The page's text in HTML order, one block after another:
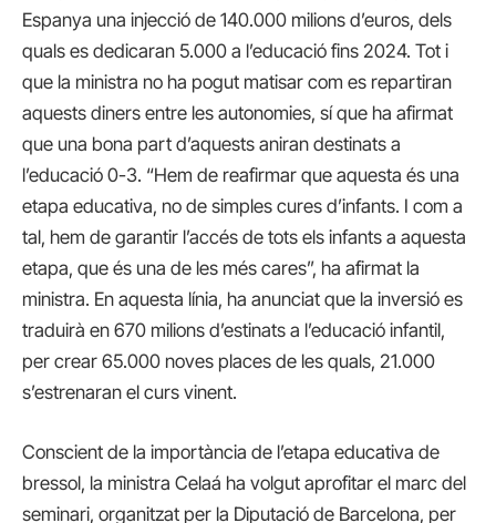
Espanya una injecció de 140.000 milions d’euros, dels
quals es dedicaran 5.000 a l’educació fins 2024. Tot i
que la ministra no ha pogut matisar com es repartiran
aquests diners entre les autonomies, sí que ha afirmat
que una bona part d’aquests aniran destinats a
l’educació 0-3. “Hem de reafirmar que aquesta és una
etapa educativa, no de simples cures d’infants. I com a
tal, hem de garantir l’accés de tots els infants a aquesta
etapa, que és una de les més cares”, ha afirmat la
ministra. En aquesta línia, ha anunciat que la inversió es
traduirà en 670 milions d’estinats a l’educació infantil,
per crear 65.000 noves places de les quals, 21.000
s’estrenaran el curs vinent.
Conscient de la importància de l’etapa educativa de
bressol, la ministra Celaá ha volgut aprofitar el marc del
seminari, organitzat per la Diputació de Barcelona, per